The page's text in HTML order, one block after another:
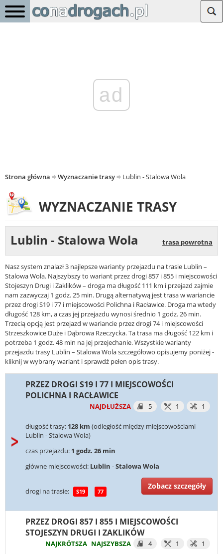
ad
Strona główna Wyznaczanie trasy Lublin - Stalowa Wola
WYZNACZANIE TRASY
Lublin - Stalowa Wola trasa powrotna
Nasz system znalazł 3 najlepsze warianty przejazdu na trasie Lublin –
Stalowa Wola. Najszybszy to wariant przez drogi 857 i 855 i miejscowości
Stojeszyn Drugi i Zaklików – droga ma długość 111 km i przejazd zajmie
nam zazwyczaj 1 godz. 25 min. Drugą alternatywą jest trasa w wariancie
przez drogi S19 i 77 i miejscowości Polichna i Racławice. Droga ma wtedy
długość 128 km, a czas jej przejazdu wynosi średnio 1 godz. 26 min.
Trzecią opcją jest przejazd w wariancie przez drogi 74 i miejscowości
Strzeszkowice Duże i Dąbrowa Rzeczycka. Ta trasa ma długość 122 km i
potrzeba 1 godz. 48 min na jej przejechanie. Wszystkie warianty
przejazdu trasy Lublin – Stalowa Wola szczegółowo opisujemy poniżej -
kliknij w wybrany wariant i sprawdź pełen opis trasy.
PRZEZ DROGI S19 I 77 I MIEJSCOWOŚCI
POLICHNA I RACŁAWICE
NAJDŁUŻSZA 5 1 1
długość trasy: 128 km (odległość między miejscowościami
Lublin - Stalowa Wola)
czas przejazdu: 1 godz. 26 min
główne miejscowości: Lublin -Stalowa Wola
drogi na trasie: S19 77
Zobacz szczegóły
PRZEZ DROGI 857 I 855 I MIEJSCOWOŚCI
STOJESZYN DRUGI I ZAKLIKÓW
NAJKRÓTSZA NAJSZYBSZA 4 1 1